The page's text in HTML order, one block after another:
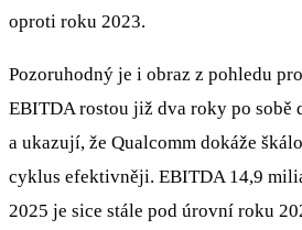
oproti roku 2023.
Pozoruhodný je i obraz z pohledu
EBITDA rostou již dva roky po sobě
a ukazují, že Qualcomm dokáže
cyklus efektivněji. EBITDA 14,9
2025 je sice stále pod úrovní roku